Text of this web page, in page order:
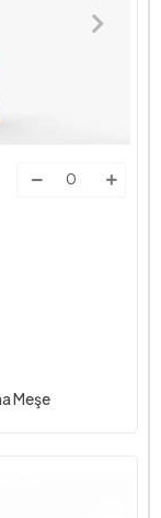
Meşe